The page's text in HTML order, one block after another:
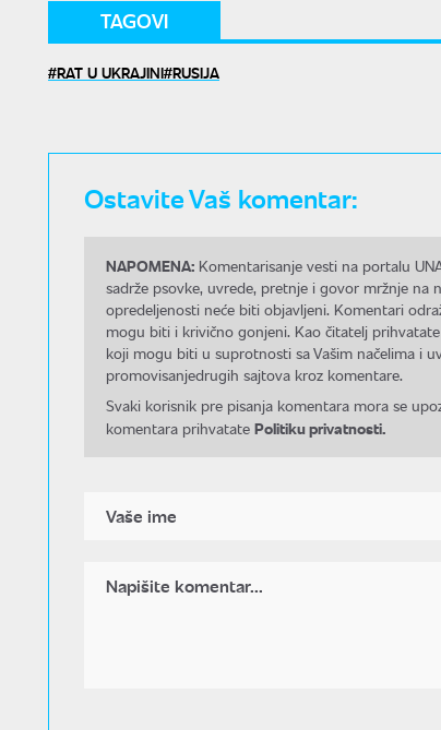
TAGOVI
RAT U UKRAJINI RUSIJA
Ostavite Vaš komentar:
NAPOMENA: Komentarisanje vesti na portalu
sadrže psovke, uvrede, pretnje i govor mržnje na
opredeljenosti neće biti objavljeni. Komentari
mogu biti i krivično gonjeni. Kao čitatelj
koji mogu biti u suprotnosti sa Vašim načelima i
promovisanjedrugih sajtova kroz komentare.
Svaki korisnik pre pisanja komentara mora se
komentara prihvatate Politiku privatnosti.